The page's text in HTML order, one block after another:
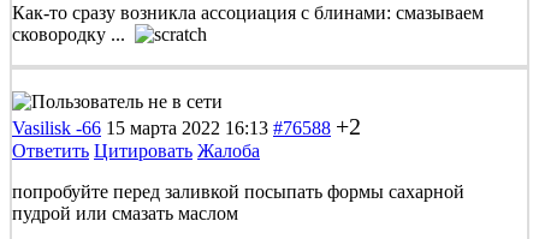
Как-то сразу возникла ассоциация с блинами: смазываем
сковородку ...
Vasilisk -66 15 марта 2022 16:13 #76588 +2
Ответить Цитировать Жалоба
попробуйте перед заливкой посыпать формы сахарной
пудрой или смазать маслом